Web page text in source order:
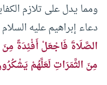
ومما يدل على تلازم
دعاء إبراهيم عليه
الصَّلَاةَ فَاجْعَلْ أَفْئِدَةً
مِنَ الثَّمَرَاتِ لَعَلَّهُمْ